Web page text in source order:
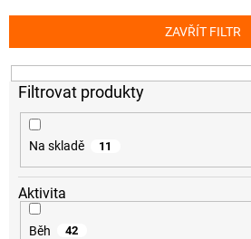
p
r
o
ZAVŘÍT FILTR
Na skladě 11
Aktivita
Běh 42